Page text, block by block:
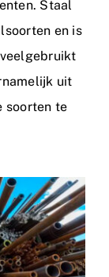
Staal
en is
uit
soorten te